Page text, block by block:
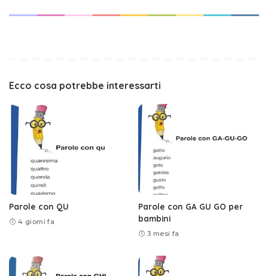
Ecco cosa potrebbe interessarti
Parole con QU
4 giorni fa
Parole con GA GU GO per
bambini
3 mesi fa